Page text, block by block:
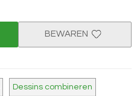
BEWAREN
Dessins combineren